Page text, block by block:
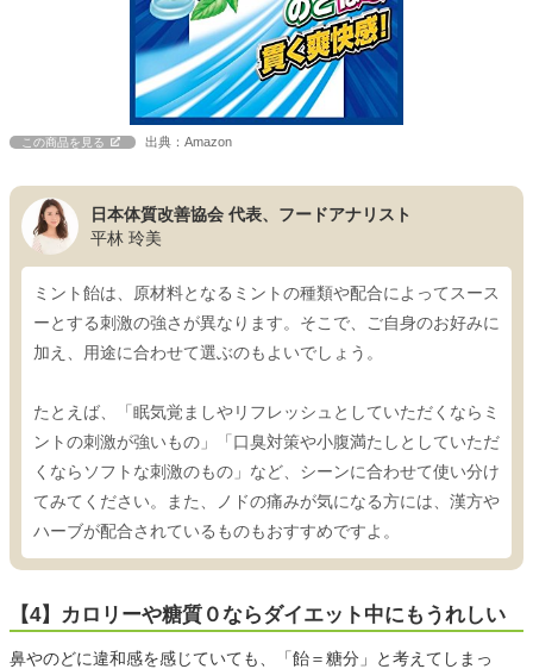
この商品を見る 出典：Amazon
日本体質改善協会 代表、フードアナリスト
平林 玲美
ミント飴は、原材料となるミントの種類や配合によってスース
ーとする刺激の強さが異なります。そこで、ご自身のお好みに
加え、用途に合わせて選ぶのもよいでしょう。
たとえば、「眠気覚ましやリフレッシュとしていただくならミ
ントの刺激が強いもの」「口臭対策や小腹満たしとしていただ
くならソフトな刺激のもの」など、シーンに合わせて使い分け
てみてください。また、ノドの痛みが気になる方には、漢方や
ハーブが配合されているものもおすすめですよ。
【4】カロリーや糖質０ならダイエット中にもうれしい
鼻やのどに違和感を感じていても、「飴＝糖分」と考えてしまっ